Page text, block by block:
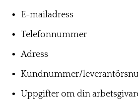
E-mailadress
Telefonnummer
Adress
Kundnummer/
Uppgifter om din